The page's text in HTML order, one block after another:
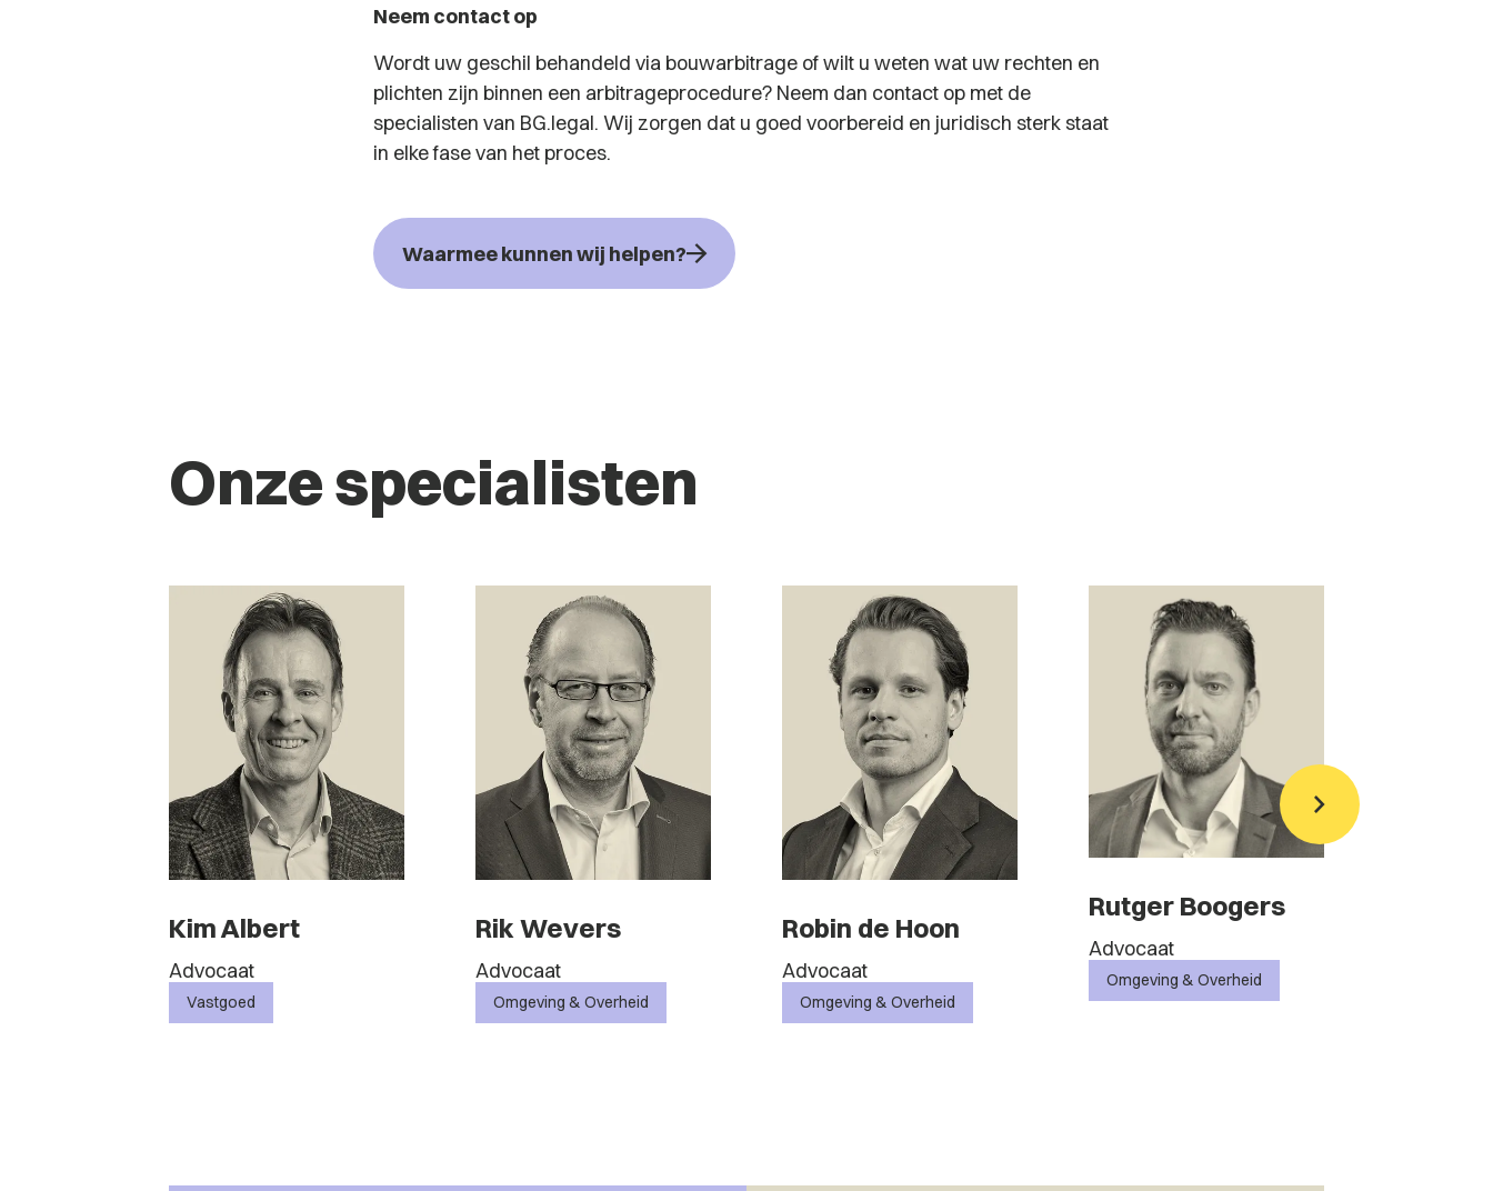
Neem contact op
Wordt uw geschil behandeld via bouwarbitrage of wilt u weten wat uw rechten en
plichten zijn binnen een arbitrageprocedure? Neem dan contact op met de
specialisten van BG.legal. Wij zorgen dat u goed voorbereid en juridisch sterk staat
in elke fase van het proces.
Waarmee kunnen wij helpen?
Onze specialisten
Kim Albert
Advocaat
Vastgoed
Rik Wevers
Advocaat
Omgeving & Overheid
Robin de Hoon
Advocaat
Omgeving & Overheid
Rutger Boogers
Advocaat
Omgeving & Overheid